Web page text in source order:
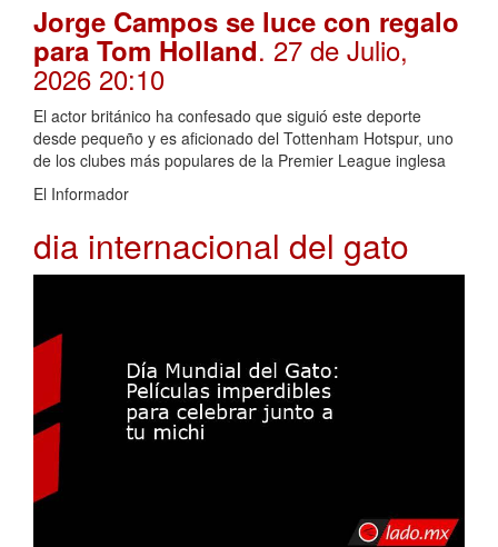
Jorge Campos se luce con regalo
para Tom Holland. 27 de Julio,
2026 20:10
El actor británico ha confesado que siguió este deporte
desde pequeño y es aficionado del Tottenham Hotspur, uno
de los clubes más populares de la Premier League inglesa
El Informador
dia internacional del gato